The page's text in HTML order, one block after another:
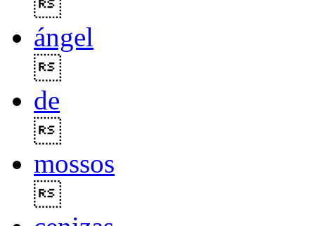
ángel
de
mossos